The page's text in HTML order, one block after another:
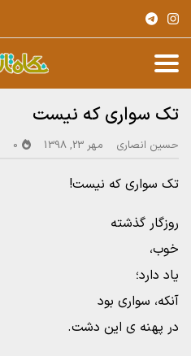
تک سواری که نیست
حسین انصاری مهر 23, 1398 0
تک سواری که نیست!
روزگار گذشته
خوب،
یاد دارد؛
آنکه، سواری بود
در پهنه ی این دشت.